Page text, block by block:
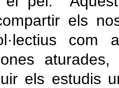
els
els estudis